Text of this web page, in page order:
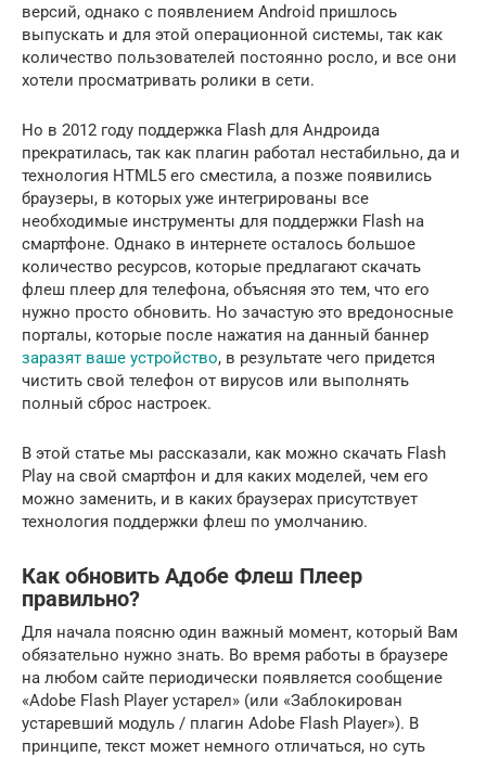
версий, однако с появлением Android пришлось
выпускать и для этой операционной системы, так как
количество пользователей постоянно росло, и все они
хотели просматривать ролики в сети.
Но в 2012 году поддержка Flash для Андроида
прекратилась, так как плагин работал нестабильно, да и
технология HTML5 его сместила, а позже появились
браузеры, в которых уже интегрированы все
необходимые инструменты для поддержки Flash на
смартфоне. Однако в интернете осталось большое
количество ресурсов, которые предлагают скачать
флеш плеер для телефона, объясняя это тем, что его
нужно просто обновить. Но зачастую это вредоносные
порталы, которые после нажатия на данный баннер
заразят ваше устройство, в результате чего придется
чистить свой телефон от вирусов или выполнять
полный сброс настроек.
В этой статье мы рассказали, как можно скачать Flash
Play на свой смартфон и для каких моделей, чем его
можно заменить, и в каких браузерах присутствует
технология поддержки флеш по умолчанию.
Как обновить Адобе Флеш Плеер
правильно?
Для начала поясню один важный момент, который Вам
обязательно нужно знать. Во время работы в браузере
на любом сайте периодически появляется сообщение
«Adobe Flash Player устарел» (или «Заблокирован
устаревший модуль / плагин Adobe Flash Player»). В
принципе, текст может немного отличаться, но суть